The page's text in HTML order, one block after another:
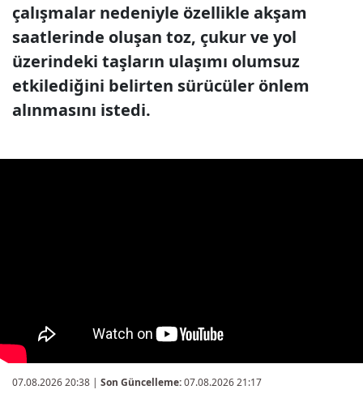
çalışmalar nedeniyle özellikle akşam
saatlerinde oluşan toz, çukur ve yol
üzerindeki taşların ulaşımı olumsuz
etkilediğini belirten sürücüler önlem
alınmasını istedi.
07.08.2026 20:38 | Son Güncelleme:07.08.2026 21:17